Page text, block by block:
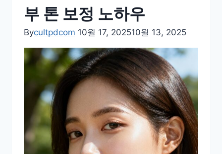
부 톤 보정 노하우
Bycultpdcom 10월 17, 202510월 13, 2025